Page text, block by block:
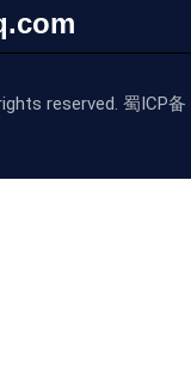
reserved. 蜀ICP备